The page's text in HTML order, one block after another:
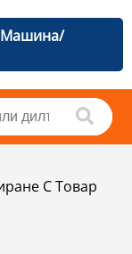
Машина/
С Товар